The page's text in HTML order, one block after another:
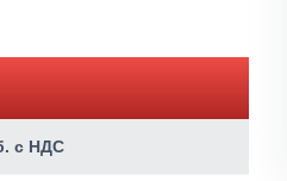
с НДС